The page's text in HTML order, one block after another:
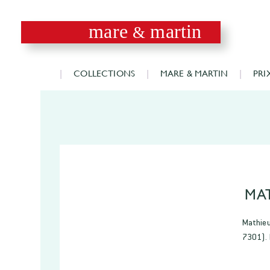
mare & martin
COLLECTIONS MARE & MARTIN
7301).